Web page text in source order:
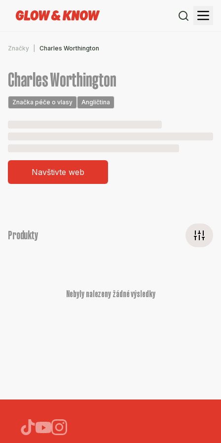
Značky Charles Worthington
Charles Worthington
Značka péče o vlasy Angličtina
Navštivte web
Produkty
Nebyly nalezeny žádné výsledky